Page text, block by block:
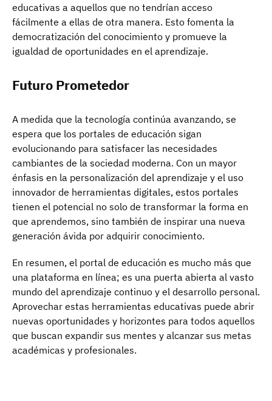
educativas a aquellos que no tendrían acceso
fácilmente a ellas de otra manera. Esto fomenta la
democratización del conocimiento y promueve la
igualdad de oportunidades en el aprendizaje.
Futuro Prometedor
A medida que la tecnología continúa avanzando, se
espera que los portales de educación sigan
evolucionando para satisfacer las necesidades
cambiantes de la sociedad moderna. Con un mayor
énfasis en la personalización del aprendizaje y el uso
innovador de herramientas digitales, estos portales
tienen el potencial no solo de transformar la forma en
que aprendemos, sino también de inspirar una nueva
generación ávida por adquirir conocimiento.
En resumen, el portal de educación es mucho más que
una plataforma en línea; es una puerta abierta al vasto
mundo del aprendizaje continuo y el desarrollo personal.
Aprovechar estas herramientas educativas puede abrir
nuevas oportunidades y horizontes para todos aquellos
que buscan expandir sus mentes y alcanzar sus metas
académicas y profesionales.